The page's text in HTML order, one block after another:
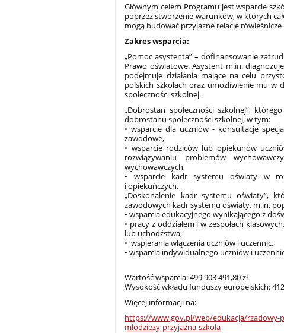
Głównym celem Programu jest wsparcie
poprzez stworzenie warunków, w których
mogą budować przyjazne relacje
Zakres wsparcia:
„Pomoc asystenta” – dofinansowanie
Prawo oświatowe. Asystent m.in.
podejmuje działania mające na celu
polskich szkołach oraz umożliwienie mu w
społeczności szkolnej.
„Dobrostan społeczności szkolnej”,
dobrostanu społeczności szkolnej, w tym:
• wsparcie dla uczniów - konsultacje
zawodowe,
• wsparcie rodziców lub opiekunów
rozwiązywaniu problemów
wychowawczych,
• wsparcie kadr systemu oświaty w
i opiekuńczych.
„Doskonalenie kadr systemu oświaty”,
zawodowych kadr systemu oświaty, m.in.
• wsparcia edukacyjnego wynikającego z
• pracy z oddziałem i w zespołach
lub uchodźstwa,
• wspierania włączenia uczniów i uczennic,
• wsparcia indywidualnego uczniów i
Wartość wsparcia: 499 903 491,80 zł
Wysokość wkładu funduszy europejskich: 412
Więcej informacji na:
https://www.gov.pl/web/edukacja/rzadowy-
mlodziezy-przyjazna-szkola